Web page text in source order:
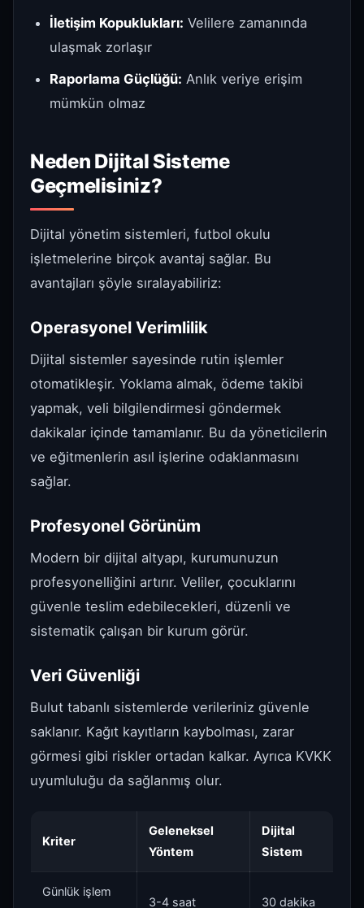
İletişim Kopuklukları: Velilere zamanında
ulaşmak zorlaşır
Raporlama Güçlüğü: Anlık veriye erişim
mümkün olmaz
Neden Dijital Sisteme
Geçmelisiniz?
Dijital yönetim sistemleri, futbol okulu
işletmelerine birçok avantaj sağlar. Bu
avantajları şöyle sıralayabiliriz:
Operasyonel Verimlilik
Dijital sistemler sayesinde rutin işlemler
otomatikleşir. Yoklama almak, ödeme takibi
yapmak, veli bilgilendirmesi göndermek
dakikalar içinde tamamlanır. Bu da yöneticilerin
ve eğitmenlerin asıl işlerine odaklanmasını
sağlar.
Profesyonel Görünüm
Modern bir dijital altyapı, kurumunuzun
profesyonelliğini artırır. Veliler, çocuklarını
güvenle teslim edebilecekleri, düzenli ve
sistematik çalışan bir kurum görür.
Veri Güvenliği
Bulut tabanlı sistemlerde verileriniz güvenle
saklanır. Kağıt kayıtların kaybolması, zarar
görmesi gibi riskler ortadan kalkar. Ayrıca KVKK
uyumluluğu da sağlanmış olur.
Kriter
Geleneksel
Yöntem
Dijital
Sistem
Günlük işlem
3-4 saat 30 dakika